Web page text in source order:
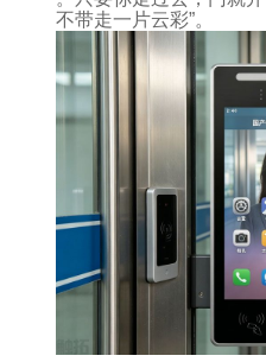
不带走一片云彩”。